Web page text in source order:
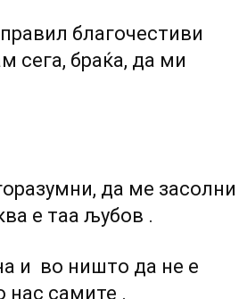
благочестиви
сега, браќа, да ми
да ме засолни
е таа љубов .
и во ништо да не е
нас самите .